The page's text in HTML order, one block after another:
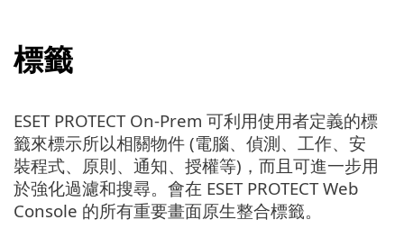
標籤
ESET PROTECT On-Prem 可利用使用者定義的標
籤來標示所以相關物件 (電腦、偵測、工作、安
裝程式、原則、通知、授權等)，而且可進一步用
於強化過濾和搜尋。會在 ESET PROTECT Web
Console 的所有重要畫面原生整合標籤。